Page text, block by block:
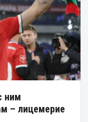
ним
– лицемерие